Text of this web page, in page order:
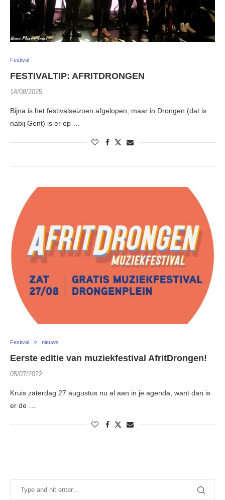
Festival
FESTIVALTIP: AFRITDRONGEN
14/08/2025
Bijna is het festivalseizoen afgelopen, maar in Drongen (dat is
nabij Gent) is er op …
Festival nieuws
Eerste editie van muziekfestival AfritDrongen!
05/07/2022
Kruis zaterdag 27 augustus nu al aan in je agenda, want dan is
er de …